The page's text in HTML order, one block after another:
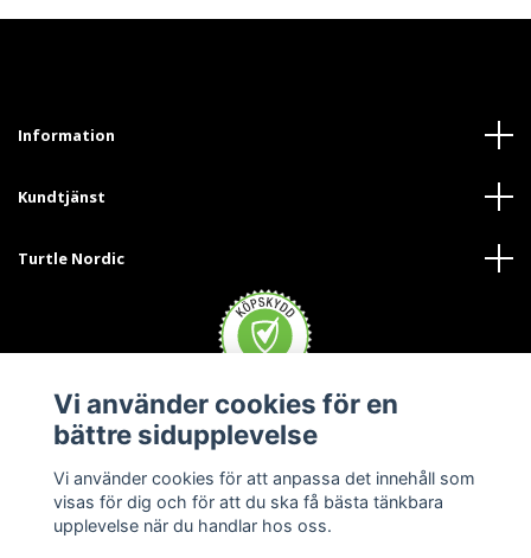
Information
Kundtjänst
Turtle Nordic
Vi använder cookies för en
bättre sidupplevelse
Vi använder cookies för att anpassa det innehåll som
visas för dig och för att du ska få bästa tänkbara
upplevelse när du handlar hos oss.